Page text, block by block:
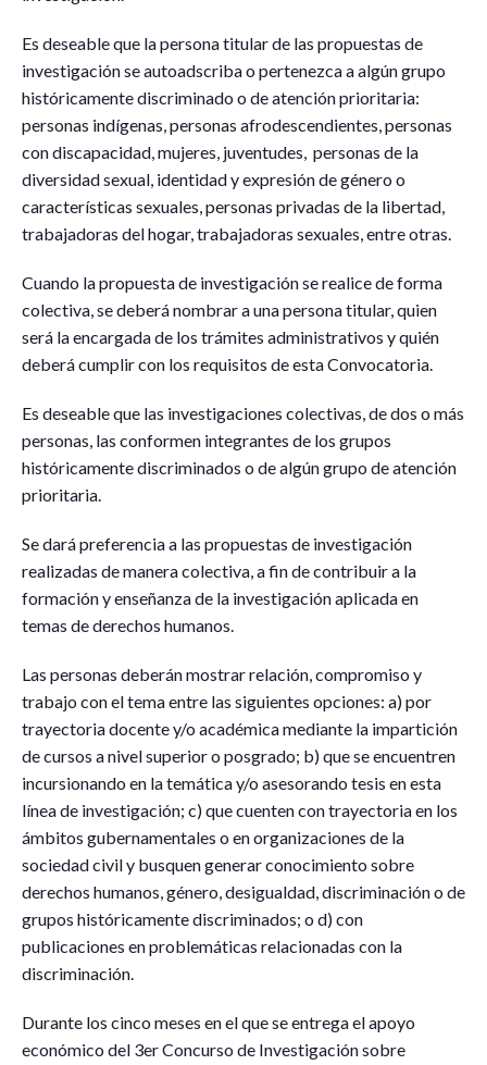
Es deseable que la persona titular de las propuestas de
investigación se autoadscriba o pertenezca a algún grupo
históricamente discriminado o de atención prioritaria:
personas indígenas, personas afrodescendientes, personas
con discapacidad, mujeres, juventudes, personas de la
diversidad sexual, identidad y expresión de género o
características sexuales, personas privadas de la libertad,
trabajadoras del hogar, trabajadoras sexuales, entre otras.
Cuando la propuesta de investigación se realice de forma
colectiva, se deberá nombrar a una persona titular, quien
será la encargada de los trámites administrativos y quién
deberá cumplir con los requisitos de esta Convocatoria.
Es deseable que las investigaciones colectivas, de dos o más
personas, las conformen integrantes de los grupos
históricamente discriminados o de algún grupo de atención
prioritaria.
Se dará preferencia a las propuestas de investigación
realizadas de manera colectiva, a fin de contribuir a la
formación y enseñanza de la investigación aplicada en
temas de derechos humanos.
Las personas deberán mostrar relación, compromiso y
trabajo con el tema entre las siguientes opciones: a) por
trayectoria docente y/o académica mediante la impartición
de cursos a nivel superior o posgrado; b) que se encuentren
incursionando en la temática y/o asesorando tesis en esta
línea de investigación; c) que cuenten con trayectoria en los
ámbitos gubernamentales o en organizaciones de la
sociedad civil y busquen generar conocimiento sobre
derechos humanos, género, desigualdad, discriminación o de
grupos históricamente discriminados; o d) con
publicaciones en problemáticas relacionadas con la
discriminación.
Durante los cinco meses en el que se entrega el apoyo
económico del 3er Concurso de Investigación sobre